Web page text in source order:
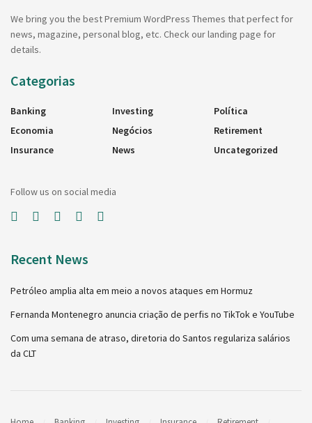
We bring you the best Premium WordPress Themes that perfect for
news, magazine, personal blog, etc. Check our landing page for
details.
Categorias
Banking
Economia
Insurance
Investing
Negócios
News
Política
Retirement
Uncategorized
Follow us on social media
Recent News
Petróleo amplia alta em meio a novos ataques em Hormuz
Fernanda Montenegro anuncia criação de perfis no TikTok e YouTube
Com uma semana de atraso, diretoria do Santos regulariza salários
da CLT